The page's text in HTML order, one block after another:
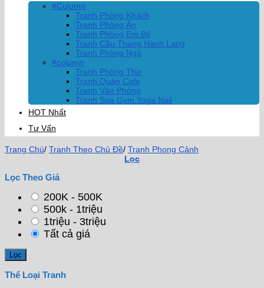
#Column
Tranh Phòng Khách
Tranh Phòng Ăn
Tranh Phòng Em Bé
Tranh Cầu Thang Hành Lang
Tranh Phòng Ngủ
#column
Tranh Phòng Thờ
Tranh Quán Cafe
Tranh Văn Phòng
Tranh Spa Gym Yoga Nail
HOT Nhất
Tư Vấn
Trang Chủ/ Tranh Theo Chủ Đề/ Tranh Phong Cảnh
Lọc
Lọc Theo Giá
200K - 500K
500k - 1triệu
1triệu - 3triệu
Tất cả giá
Thể Loại Tranh